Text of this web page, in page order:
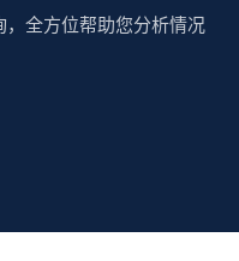
全方位帮助您分析情况